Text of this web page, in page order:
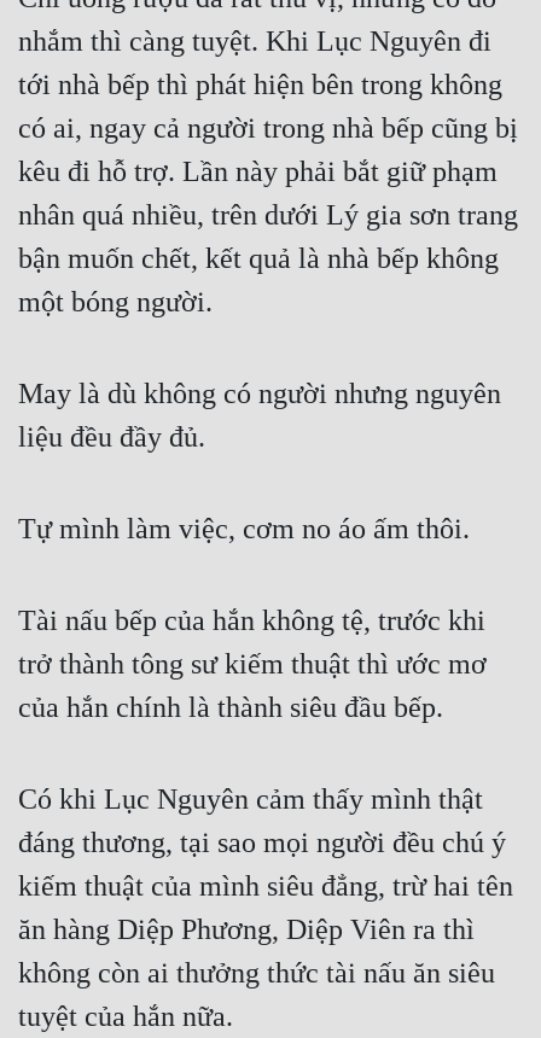
Đẹp
Đẹp Hiệp
Tính Cách Nhân Vật :
Cơ Trí
Sát Phạt Quyết Đoán
Vô Sỉ
nhắm thì càng tuyệt. Khi Lục Nguyên đi
tới nhà bếp thì phát hiện bên trong không
có ai, ngay cả người trong nhà bếp cũng bị
kêu đi hỗ trợ. Lần này phải bắt giữ phạm
nhân quá nhiều, trên dưới Lý gia sơn trang
bận muốn chết, kết quả là nhà bếp không
một bóng người.
May là dù không có người nhưng nguyên
liệu đều đầy đủ.
Tự mình làm việc, cơm no áo ấm thôi.
Tài nấu bếp của hắn không tệ, trước khi
trở thành tông sư kiếm thuật thì ước mơ
của hắn chính là thành siêu đầu bếp.
Có khi Lục Nguyên cảm thấy mình thật
đáng thương, tại sao mọi người đều chú ý
kiếm thuật của mình siêu đẳng, trừ hai tên
ăn hàng Diệp Phương, Diệp Viên ra thì
không còn ai thưởng thức tài nấu ăn siêu
tuyệt của hắn nữa.